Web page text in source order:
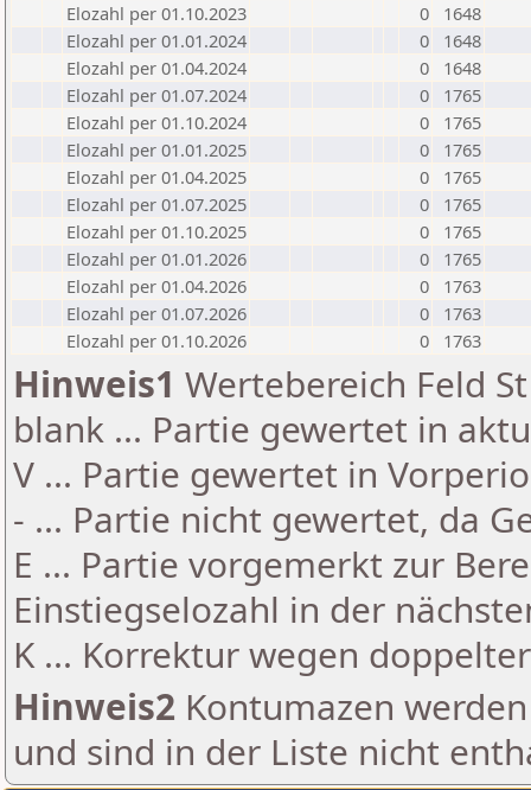
Elozahl per 01.10.2023
0
1648
Elozahl per 01.01.2024
0
1648
Elozahl per 01.04.2024
0
1648
Elozahl per 01.07.2024
0
1765
Elozahl per 01.10.2024
0
1765
Elozahl per 01.01.2025
0
1765
Elozahl per 01.04.2025
0
1765
Elozahl per 01.07.2025
0
1765
Elozahl per 01.10.2025
0
1765
Elozahl per 01.01.2026
0
1765
Elozahl per 01.04.2026
0
1763
Elozahl per 01.07.2026
0
1763
Elozahl per 01.10.2026
0 1763
Hinweis1 Wertebereich Feld
blank ... Partie gewertet in
V ... Partie gewertet in
- ... Partie nicht gewertet, da
E ... Partie vorgemerkt zur
Einstiegselozahl in der
K ... Korrektur wegen
Hinweis2 Kontumazen
und sind in der Liste nicht